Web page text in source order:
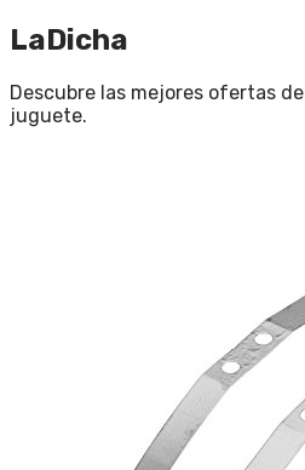
LaDicha
Descubre las mejores ofertas de
juguete.